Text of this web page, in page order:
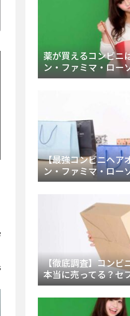
薬が買えるコンビニ
ン・ファミマ・ロー
える市販薬の種類と
【最強コンビニヘア
ン・ファミマ・ロー
は？今すぐ買えるお
【徹底調査】コンビ
本当に売ってる？セ
マ・ローソンの取扱
ー・内容物を詳しく